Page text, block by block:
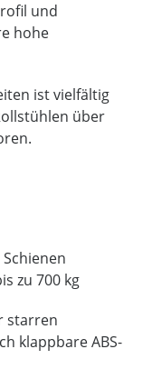
und
hohe
ist vielfältig
über
zu 700 kg
starren
klappbare ABS-